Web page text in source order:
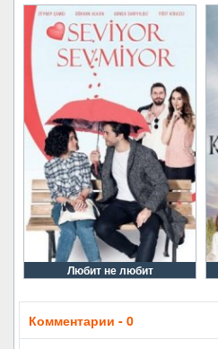
Любит не любит
Комментарии - 0